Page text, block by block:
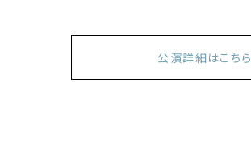
公演詳細はこちら